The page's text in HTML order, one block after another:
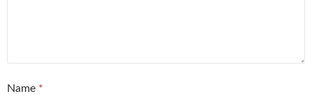
Name *